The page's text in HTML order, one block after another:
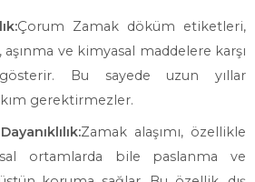
Çorum Zamak döküm etiketleri,
ve kimyasal maddelere karşı
Bu sayede uzun yıllar
gerektirmezler.
Zamak alaşımı, özellikle
ortamlarda bile paslanma ve